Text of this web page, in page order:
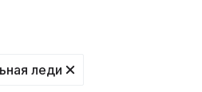
леди